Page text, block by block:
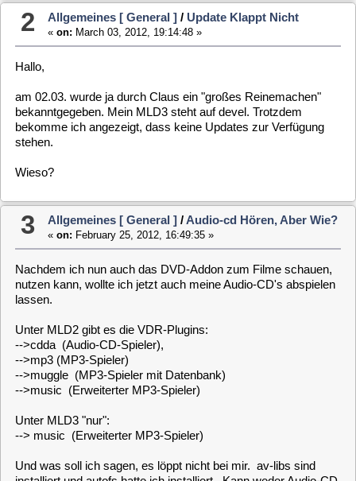
3 Allgemeines [ General ] /Audio-cd Hören, Aber Wie?
on:February 25, 2012, 16:49:35 »
Nachdem ich nun auch das DVD-Addon zum Filme schauen,
lassen.
Unter MLD2 gibt es die VDR-Plugins:
-->cdda (Audio-CD-Spieler),
-->mp3 (MP3-Spieler)
-->music (Erweiterter MP3-Spieler)
--> music (Erweiterter MP3-Spieler)
Und was soll ich sagen, es löppt nicht bei mir. av-libs sind
installiert und autofs hatte ich installiert. Kann weder Audio-CD
Code:[Select]
Feb 25 15:45:35 (none) user.err kernel: hdc: possibly failed opcode:
Feb 25 15:45:35 (none) user.err kernel: end_request: I/O error, dev
Feb 25 16:45:53 (none) user.err vdr: [3688] music: ERROR: fnmatch(1)
Feb 25 16:45:53 (none) user.err vdr: [3688] music: ERROR: fnmatch(1)
Feb 25 16:45:53 (none) user.err vdr: [3688] music: ERROR: fnmatch(1)
Feb 25 16:45:53 (none) user.err vdr: [3688] music: ERROR: fnmatch(1)
Feb 25 16:45:53 (none) user.err vdr: [3688] music: ERROR:
Feb 25 16:45:53 (none) user.err vdr: [3688] music: ERROR: fnmatch(1)
Feb 25 16:45:53 (none) user.err vdr: [3688] music: ERROR: fnmatch(1)
Feb 25 16:45:53 (none) user.err vdr: [3688] music: ERROR: fnmatch(1)
Feb 25 16:45:53 (none) user.err vdr: [3688] music: ERROR: fnmatch(1)
Feb 25 16:45:53 (none) user.err vdr: [3688] music: ERROR: fnmatch(1)
Feb 25 16:45:53 (none) user.err vdr: [3688] music: ERROR: fnmatch(1)